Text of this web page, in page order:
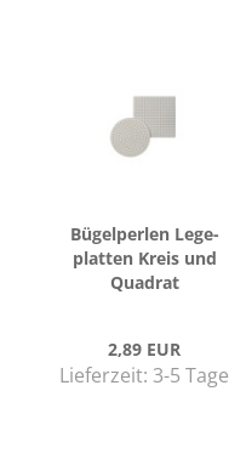
Bü­gel­per­len Le­ge­
plat­ten Kreis und
Qua­drat
2,89 EUR
Lieferzeit: 3-5 Tage